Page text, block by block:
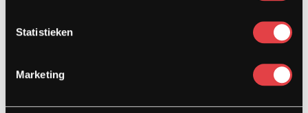
Statistieken
Marketing
Diensten
Afspraak showroom